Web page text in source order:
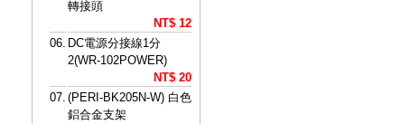
轉接頭
NT$ 12
06. DC電源分接線1分
2(WR-102POWER)
NT$ 20
07. (PERI-BK205N-W) 白色
鋁合金支架